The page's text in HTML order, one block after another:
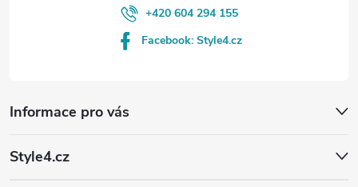
Informace pro vás
Style4.cz
+420 604 294 155
Facebook: Style4.cz